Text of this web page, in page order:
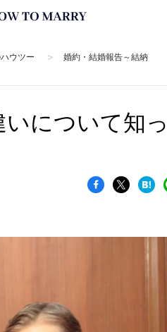
ウツー > 婚約・結婚報告～結納
について知っ